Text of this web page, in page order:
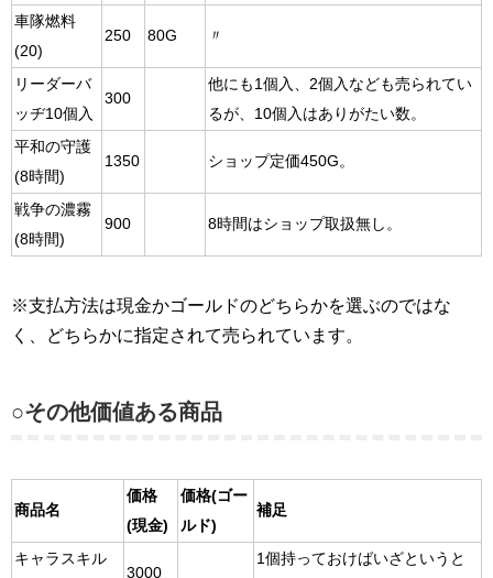
車隊燃料
(20)
250 80G 〃
リーダーバ
ッヂ10個入
300
他にも1個入、2個入なども売られてい
るが、10個入はありがたい数。
平和の守護
(8時間)
1350 ショップ定価450G。
戦争の濃霧
(8時間)
900 8時間はショップ取扱無し。
※支払方法は現金かゴールドのどちらかを選ぶのではな
く、どちらかに指定されて売られています。
○その他価値ある商品
商品名
価格
(現金)
価格(ゴー
ルド)
補足
キャラスキル
3000
1個持っておけばいざというと